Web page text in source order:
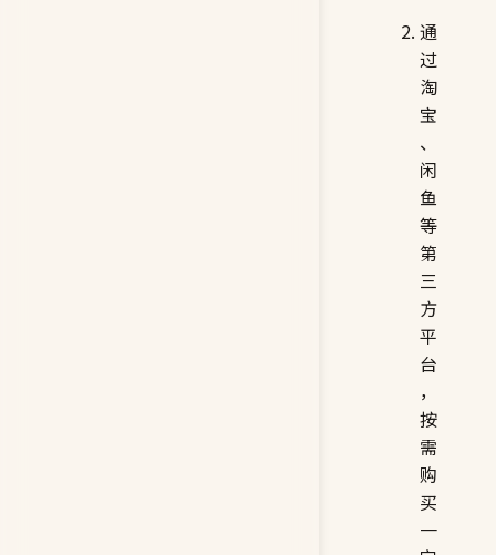
通
过
淘
宝
、
闲
鱼
等
第
三
方
平
台
，
按
需
购
买
一